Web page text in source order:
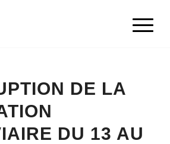
DE LA
DU 13 AU